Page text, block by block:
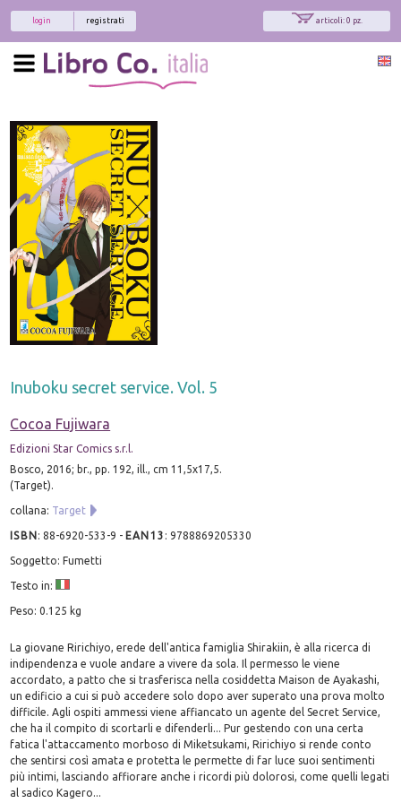
articoli: 0 pz.
registrati
login
Inuboku secret service. Vol. 5
Cocoa Fujiwara
Edizioni Star Comics s.r.l.
Bosco, 2016; br., pp. 192, ill., cm 11,5x17,5.
(Target).
collana: Target
ISBN:88-6920-533-9 - EAN13 :9788869205330
Soggetto: Fumetti
Testo in:
Peso: 0.125 kg
La giovane Ririchiyo, erede dell'antica famiglia Shirakiin, è alla ricerca di
indipendenza e vuole andare a vivere da sola. Il permesso le viene
accordato, a patto che si trasferisca nella cosiddetta Maison de Ayakashi,
un edificio a cui si può accedere solo dopo aver superato una prova molto
difficile. Agli ospiti ammessi viene affiancato un agente del Secret Service,
che ha il compito di scortarli e difenderli... Pur gestendo con una certa
fatica l'attaccamento morboso di Miketsukami, Ririchiyo si rende conto
che sentirsi così amata e protetta le permette di far luce suoi sentimenti
più intimi, lasciando affiorare anche i ricordi più dolorosi, come quelli legati
al sadico Kagero...